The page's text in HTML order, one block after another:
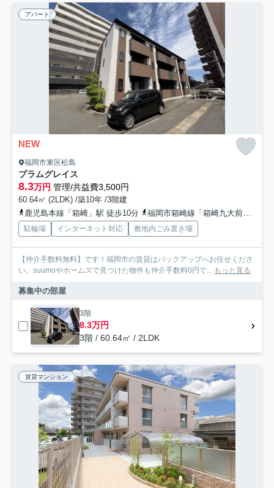
アパート
NEW
福岡市東区松島
プラムグレイス
8.3万円 管理/共益費3,500円
60.64㎡ (2LDK) /築10年 /3階建
鹿児島本線「箱崎」駅 徒歩10分
福岡市箱崎線「箱崎九大前」駅 徒歩15分
駐輪場 インターネット対応 敷地内ごみ置き場
【仲介手数料無料】です！福岡市の賃貸はバックアップへお任せくださ
い。suumoやホームズで見つけた物件も仲介手数料0円で... もっと見る
募集中の部屋
3階
8.3万円
3階 / 60.64㎡ / 2LDK
賃貸マンション